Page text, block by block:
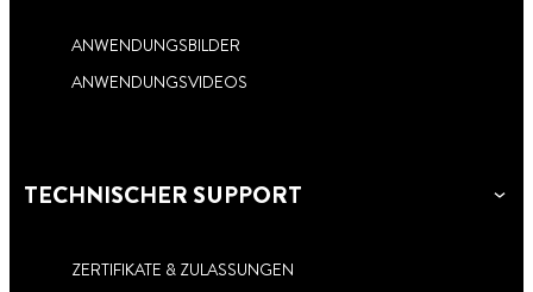
ANWENDUNGSBILDER
ANWENDUNGSVIDEOS
TECHNISCHER SUPPORT
ZERTIFIKATE & ZULASSUNGEN